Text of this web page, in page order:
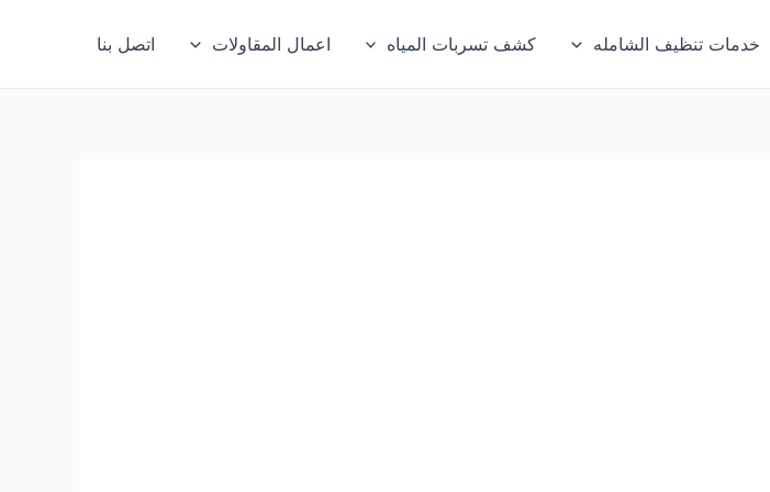
خدمات تنظيف الشامله كشف تسربات المياه اعمال المقاولات اتصل بنا